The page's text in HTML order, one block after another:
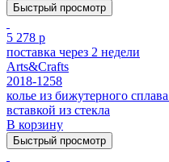
Быстрый просмотр
5 278 р
поставка через 2 недели
Arts&Crafts
2018-1258
колье из бижутерного
вставкой из стекла
В корзину
Быстрый просмотр